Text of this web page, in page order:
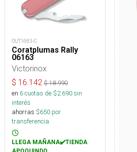
OUT1683-C
Coratplumas Rally
06163
Victorinox
$ 16.142 $18.990
en 6cuotas de $2.690sin
interés
ahorras $650 por
transferencia.
LLEGA MAÑANA✔️TIENDA